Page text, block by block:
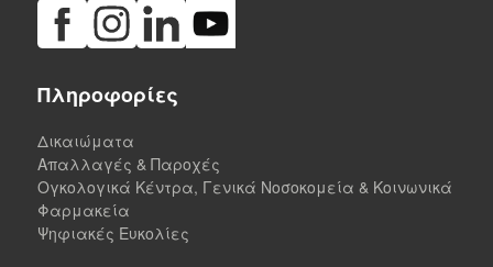
Πληροφορίες
Δικαιώματα
Απαλλαγές & Παροχές
Ογκολογικά Κέντρα, Γενικά Νοσοκομεία & Κοινωνικά
Φαρμακεία
Ψηφιακές Ευκολίες